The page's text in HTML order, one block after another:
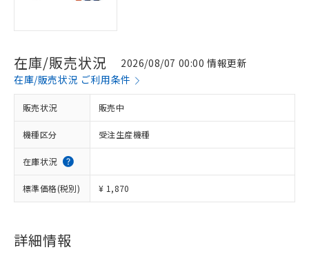
在庫/販売状況
2026/08/07 00:00 情報更新
在庫/販売状況 ご利用条件
販売状況 販売中
機種区分 受注生産機種
在庫状況
標準価格(税別) ¥ 1,870
詳細情報